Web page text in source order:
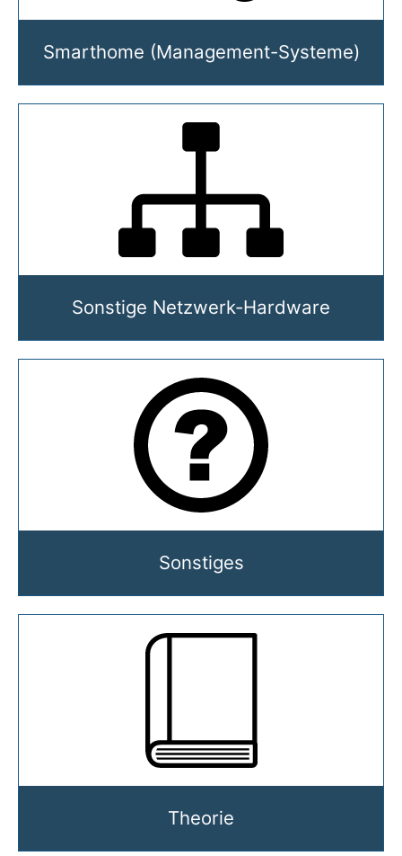
Smarthome (Management-Systeme)
Sonstige Netzwerk-Hardware
Sonstiges
Theorie